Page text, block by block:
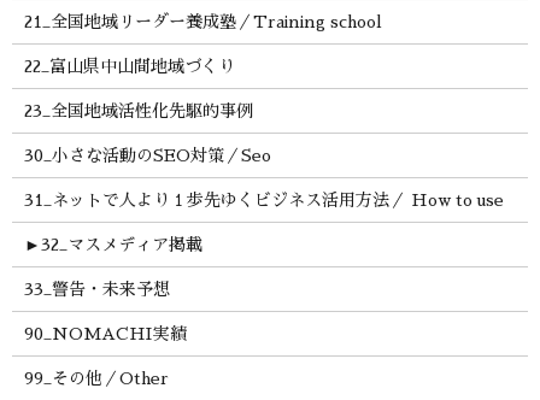
21_全国地域リーダー養成塾／Training school
22_富山県中山間地域づくり
23_全国地域活性化先駆的事例
30_小さな活動のSEO対策／Seo
31_ネットで人より１歩先ゆくビジネス活用方法／ How to use
► 32_マスメディア掲載
33_警告・未来予想
90_NOMACHI実績
99_その他／Other